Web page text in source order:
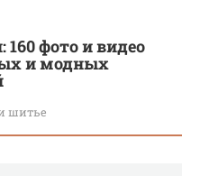
фото и видео
и модных
шитье